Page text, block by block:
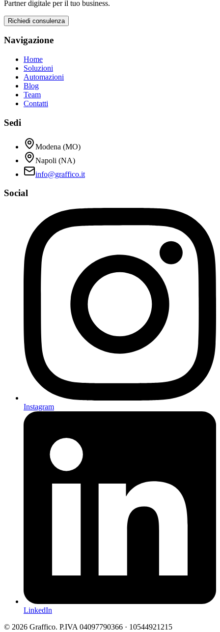
Partner digitale per il tuo business.
Richiedi consulenza
Navigazione
Home
Soluzioni
Automazioni
Blog
Team
Contatti
Sedi
Modena (MO)
Napoli (NA)
info@graffico.it
Social
Instagram
LinkedIn
© 2026 Graffico. P.IVA 04097790366 · 10544921215